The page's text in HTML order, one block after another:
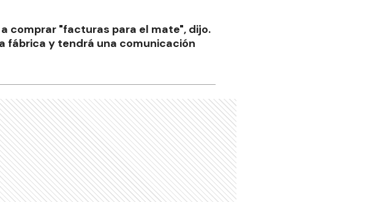
comprar "facturas para el mate", dijo.
fábrica y tendrá una comunicación